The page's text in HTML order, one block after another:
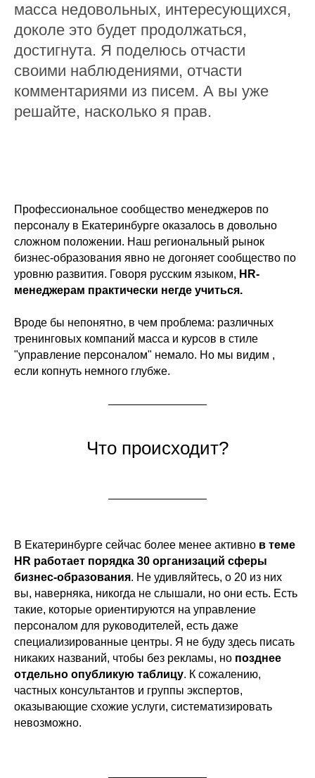
масса недовольных, интересующихся,
доколе это будет продолжаться,
достигнута. Я поделюсь отчасти
своими наблюдениями, отчасти
комментариями из писем. А вы уже
решайте, насколько я прав.
Профессиональное сообщество менеджеров по
персоналу в Екатеринбурге оказалось в довольно
сложном положении. Наш региональный рынок
бизнес-образования явно не догоняет сообщество по
уровню развития. Говоря русским языком, HR-
менеджерам практически негде учиться.
Вроде бы непонятно, в чем проблема: различных
тренинговых компаний масса и курсов в стиле
"управление персоналом" немало. Но мы видим ,
если копнуть немного глубже.
Что происходит?
В Екатеринбурге сейчас более менее активно в теме
HR работает порядка 30 организаций сферы
бизнес-образования. Не удивляйтесь, о 20 из них
вы, наверняка, никогда не слышали, но они есть. Есть
такие, которые ориентируются на управление
персоналом для руководителей, есть даже
специализированные центры. Я не буду здесь писать
никаких названий, чтобы без рекламы, но позднее
отдельно опубликую таблицу. К сожалению,
частных консультантов и группы экспертов,
оказывающие схожие услуги, систематизировать
невозможно.